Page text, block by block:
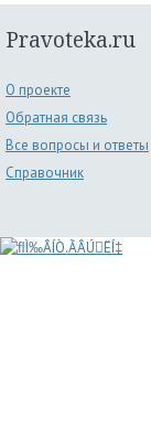
Pravoteka.ru
О проекте
Обратная связь
Все вопросы и ответы
Справочник